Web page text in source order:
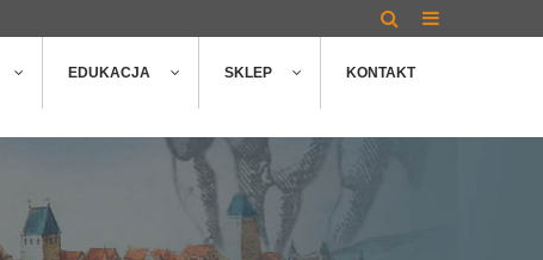
EDUKACJA SKLEP KONTAKT